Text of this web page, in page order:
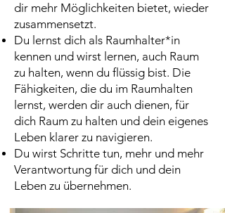
dir mehr Möglichkeiten bietet, wieder
zusammensetzt.
Du lernst dich als Raumhalter*in
kennen und wirst lernen, auch Raum
zu halten, wenn du flüssig bist. Die
Fähigkeiten, die du im Raumhalten
lernst, werden dir auch dienen, für
dich Raum zu halten und dein eigenes
Leben klarer zu navigieren.
Du wirst Schritte tun, mehr und mehr
Verantwortung für dich und dein
Leben zu übernehmen.